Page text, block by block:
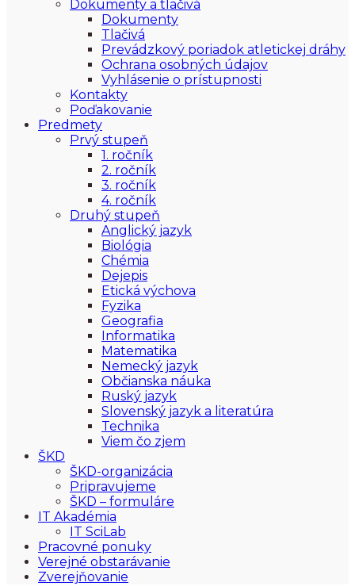
Dokumenty a tlačivá
Dokumenty
Tlačivá
Prevádzkový poriadok atletickej dráhy
Ochrana osobných údajov
Vyhlásenie o prístupnosti
Kontakty
Poďakovanie
Predmety
Prvý stupeň
1. ročník
2. ročník
3. ročník
4. ročník
Druhý stupeň
Anglický jazyk
Biológia
Chémia
Dejepis
Etická výchova
Fyzika
Geografia
Informatika
Matematika
Nemecký jazyk
Občianska náuka
Ruský jazyk
Slovenský jazyk a literatúra
Technika
Viem čo zjem
ŠKD
ŠKD-organizácia
Pripravujeme
ŠKD – formuláre
IT Akadémia
IT SciLab
Pracovné ponuky
Verejné obstarávanie
Zverejňovanie